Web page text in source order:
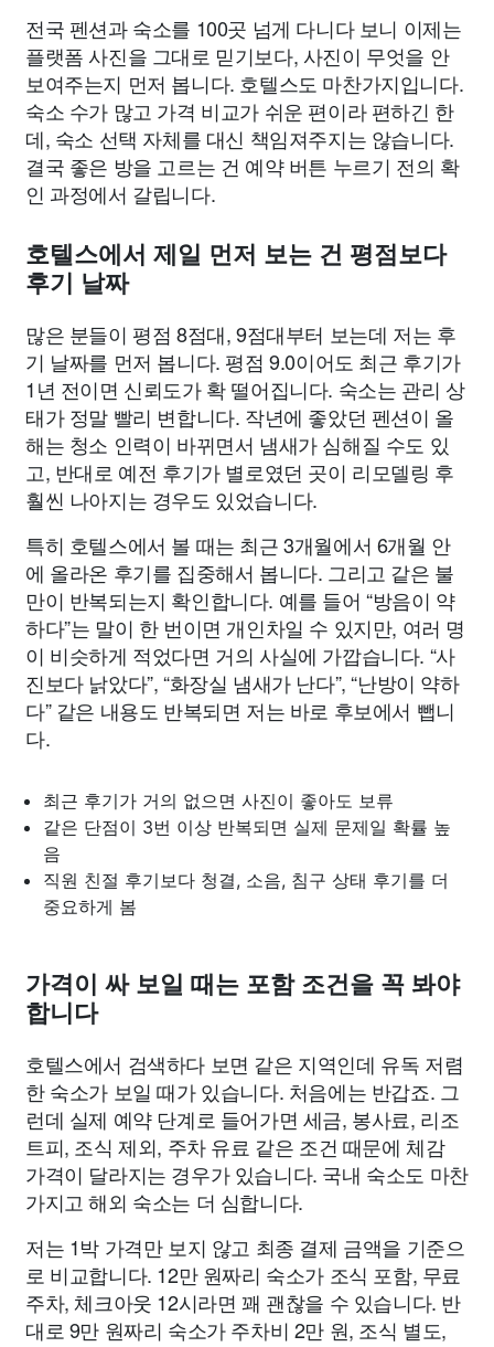
전국 펜션과 숙소를 100곳 넘게 다니다 보니 이제는
플랫폼 사진을 그대로 믿기보다, 사진이 무엇을 안
보여주는지 먼저 봅니다. 호텔스도 마찬가지입니다.
숙소 수가 많고 가격 비교가 쉬운 편이라 편하긴 한
데, 숙소 선택 자체를 대신 책임져주지는 않습니다.
결국 좋은 방을 고르는 건 예약 버튼 누르기 전의 확
인 과정에서 갈립니다.
호텔스에서 제일 먼저 보는 건 평점보다
후기 날짜
많은 분들이 평점 8점대, 9점대부터 보는데 저는 후
기 날짜를 먼저 봅니다. 평점 9.0이어도 최근 후기가
1년 전이면 신뢰도가 확 떨어집니다. 숙소는 관리 상
태가 정말 빨리 변합니다. 작년에 좋았던 펜션이 올
해는 청소 인력이 바뀌면서 냄새가 심해질 수도 있
고, 반대로 예전 후기가 별로였던 곳이 리모델링 후
훨씬 나아지는 경우도 있었습니다.
특히 호텔스에서 볼 때는 최근 3개월에서 6개월 안
에 올라온 후기를 집중해서 봅니다. 그리고 같은 불
만이 반복되는지 확인합니다. 예를 들어 “방음이 약
하다”는 말이 한 번이면 개인차일 수 있지만, 여러 명
이 비슷하게 적었다면 거의 사실에 가깝습니다. “사
진보다 낡았다”, “화장실 냄새가 난다”, “난방이 약하
다” 같은 내용도 반복되면 저는 바로 후보에서 뺍니
다.
최근 후기가 거의 없으면 사진이 좋아도 보류
같은 단점이 3번 이상 반복되면 실제 문제일 확률 높
음
직원 친절 후기보다 청결, 소음, 침구 상태 후기를 더
중요하게 봄
가격이 싸 보일 때는 포함 조건을 꼭 봐야
합니다
호텔스에서 검색하다 보면 같은 지역인데 유독 저렴
한 숙소가 보일 때가 있습니다. 처음에는 반갑죠. 그
런데 실제 예약 단계로 들어가면 세금, 봉사료, 리조
트피, 조식 제외, 주차 유료 같은 조건 때문에 체감
가격이 달라지는 경우가 있습니다. 국내 숙소도 마찬
가지고 해외 숙소는 더 심합니다.
저는 1박 가격만 보지 않고 최종 결제 금액을 기준으
로 비교합니다. 12만 원짜리 숙소가 조식 포함, 무료
주차, 체크아웃 12시라면 꽤 괜찮을 수 있습니다. 반
대로 9만 원짜리 숙소가 주차비 2만 원, 조식 별도,